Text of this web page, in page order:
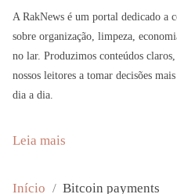
A RakNews é um portal dedicado a
sobre organização, limpeza,
no lar. Produzimos conteúdos
nossos leitores a tomar decisões
dia a dia.
Leia mais
a
Início Bitcoin payments